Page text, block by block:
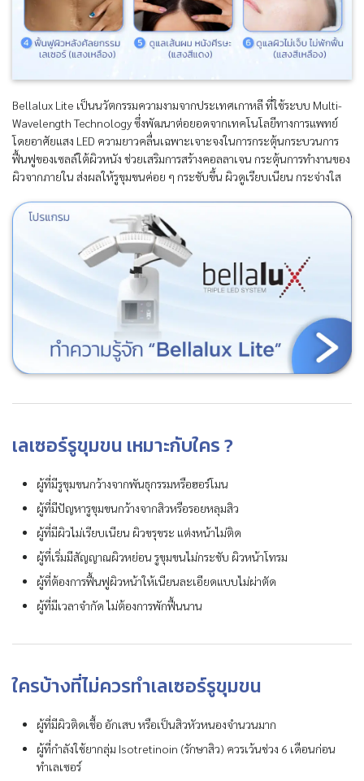
Bellalux Lite เป็นนวัตกรรมความงามจากประเทศเกาหลี ที่ใช้ระบบ Multi-
Wavelength Technology ซึ่งพัฒนาต่อยอดจากเทคโนโลยีทางการแพทย์
โดยอาศัยแสง LED ความยาวคลื่นเฉพาะเจาะจงในการกระตุ้นกระบวนการ
ฟื้นฟูของเซลล์ใต้ผิวหนัง ช่วยเสริมการสร้างคอลลาเจน กระตุ้นการทำงานของ
ผิวจากภายใน ส่งผลให้รูขุมขนค่อย ๆ กระชับขึ้น ผิวดูเรียบเนียน กระจ่างใส
เลเซอร์รูขุมขน เหมาะกับใคร ?
ผู้ที่มีรูขุมขนกว้างจากพันธุกรรมหรือฮอร์โมน
ผู้ที่มีปัญหารูขุมขนกว้างจากสิวหรือรอยหลุมสิว
ผู้ที่มีผิวไม่เรียบเนียน ผิวขรุขระ แต่งหน้าไม่ติด
ผู้ที่เริ่มมีสัญญาณผิวหย่อน รูขุมขนไม่กระชับ ผิวหน้าโทรม
ผู้ที่ต้องการฟื้นฟูผิวหน้าให้เนียนละเอียดแบบไม่ผ่าตัด
ผู้ที่มีเวลาจำกัด ไม่ต้องการพักฟื้นนาน
ใครบ้างที่ไม่ควรทำเลเซอร์รูขุมขน
ผู้ที่มีผิวติดเชื้อ อักเสบ หรือเป็นสิวหัวหนองจำนวนมาก
ผู้ที่กำลังใช้ยากลุ่ม Isotretinoin (รักษาสิว) ควรเว้นช่วง 6 เดือนก่อน
ทำเลเซอร์